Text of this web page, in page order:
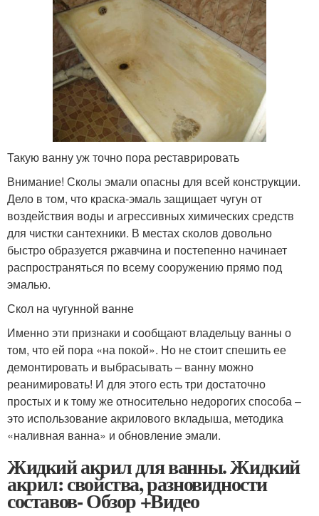
Такую ванну уж точно пора реставрировать
Внимание! Сколы эмали опасны для всей конструкции.
Дело в том, что краска-эмаль защищает чугун от
воздействия воды и агрессивных химических средств
для чистки сантехники. В местах сколов довольно
быстро образуется ржавчина и постепенно начинает
распространяться по всему сооружению прямо под
эмалью.
Скол на чугунной ванне
Именно эти признаки и сообщают владельцу ванны о
том, что ей пора «на покой». Но не стоит спешить ее
демонтировать и выбрасывать – ванну можно
реанимировать! И для этого есть три достаточно
простых и к тому же относительно недорогих способа –
это использование акрилового вкладыша, методика
«наливная ванна» и обновление эмали.
Жидкий акрил для ванны. Жидкий
акрил: свойства, разновидности
составов- Обзор +Видео